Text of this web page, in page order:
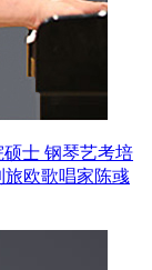
士 钢琴艺考培
欧歌唱家陈彧